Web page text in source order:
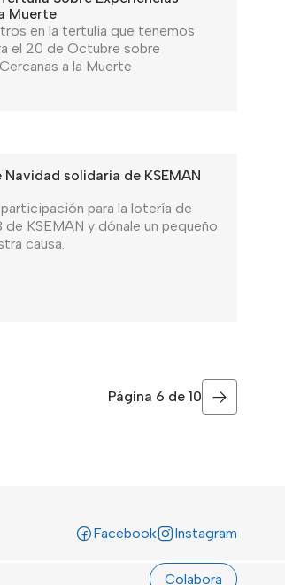
Muerte
en la tertulia que tenemos
el 20 de Octubre sobre
a la Muerte
solidaria de KSEMAN
para la lotería de
KSEMAN y dónale un pequeño
causa.
Página 6 de 10
Página
Facebook Instagram
Colabora